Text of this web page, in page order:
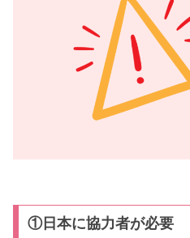
①日本に協力者が必要